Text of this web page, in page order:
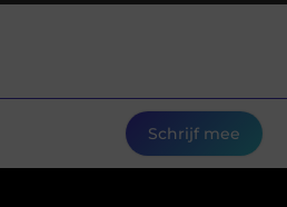
Schrijf mee